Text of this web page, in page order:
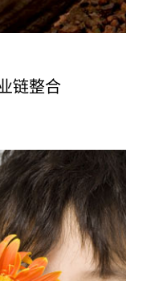
链整合